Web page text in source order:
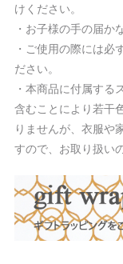
けください。
・お子様の手の届か
・ご使用の際には必
ださい。
・本商品に付属する
含むことにより若干
りませんが、衣服や
すので、お取り扱い